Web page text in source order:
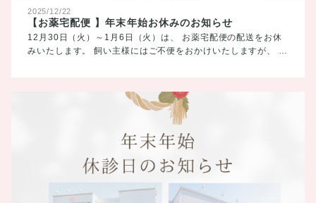
2025/12/22
【お薬宅配便 】年末年始お休みのお知らせ
12月30日（火）～1月6日（火）は、 お薬宅配便の配送をお休
みいたします。 飼い主様にはご不便をおかけいたしますが、 …